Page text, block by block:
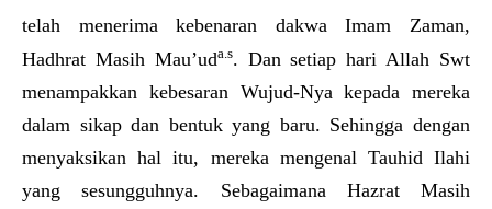
telah menerima kebenaran dakwa Imam Zaman,
Hadhrat Masih Mau’uda.s. Dan setiap hari Allah Swt
menampakkan kebesaran Wujud-Nya kepada mereka
dalam sikap dan bentuk yang baru. Sehingga dengan
menyaksikan hal itu, mereka mengenal Tauhid Ilahi
yang sesungguhnya. Sebagaimana Hazrat Masih